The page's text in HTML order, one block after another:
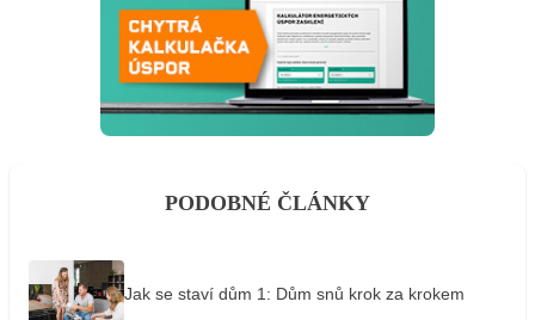
PODOBNÉ ČLÁNKY
Jak se staví dům 1: Dům snů krok za krokem